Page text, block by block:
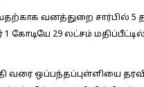
வனத்துறை சார்பில்
29 லட்சம்
வரை ஒப்பந்தப்புள்ளியை